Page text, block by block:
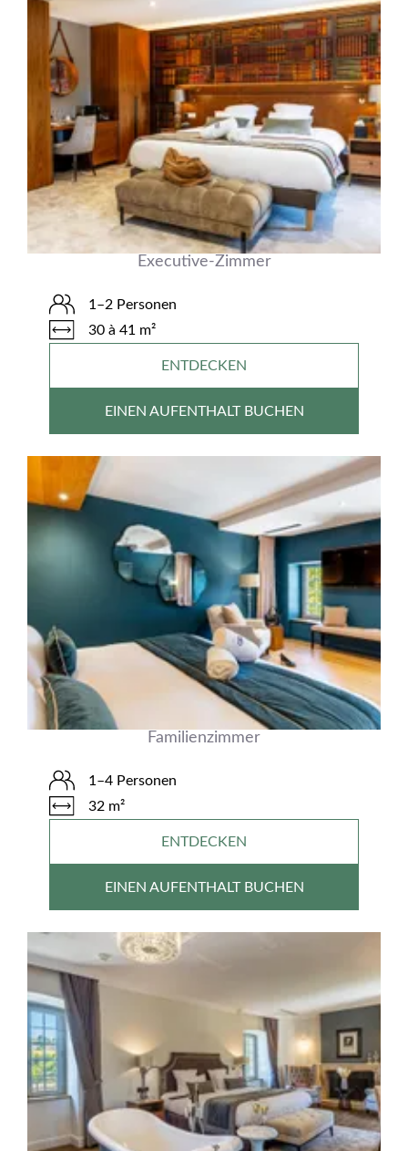
Executive-Zimmer
1–2 Personen
30 à 41 m²
ENTDECKEN
EINEN AUFENTHALT BUCHEN
Familienzimmer
1–4 Personen
32 m²
ENTDECKEN
EINEN AUFENTHALT BUCHEN